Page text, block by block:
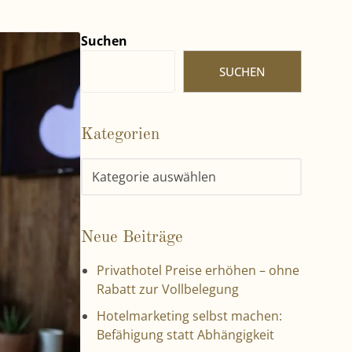
Suchen
SUCHEN
Kategorien
Neue Beiträge
Privathotel Preise erhöhen – ohne
Rabatt zur Vollbelegung
Hotelmarketing selbst machen:
Befähigung statt Abhängigkeit